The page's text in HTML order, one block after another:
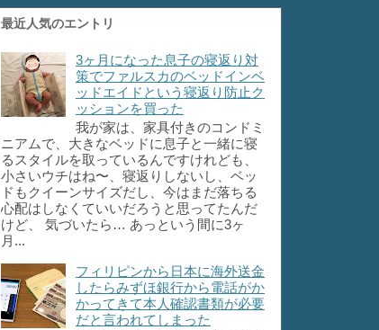
最近人気のエントリ
3ヶ月になった息子の寝返り対
策でファルスカのベッドインベ
ッドエイドという寝返り防止ク
ッションを買った
我が家は、家具付きのコンドミ
ニアムで、大きなベッドに息子と一緒に寝
るスタイルを取っているんですけれども、
小さいウチはね〜、寝返りしないし、ベッ
ドもクイーンサイズだし、今はまだ落ちる
心配はしなくていいだろうと思ってたんだ
けど、 気づいたら… あっという間に3ヶ
月...
フィリピンから日本に海外送金
したらみずほ銀行から電話がか
かってきて本人確認書類が必要
だと言われてしまった